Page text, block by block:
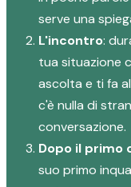
serve una
L'incontro:
tua situazione
ascolta e ti fa
c'è nulla di
conversazione.
Dopo il primo
suo primo